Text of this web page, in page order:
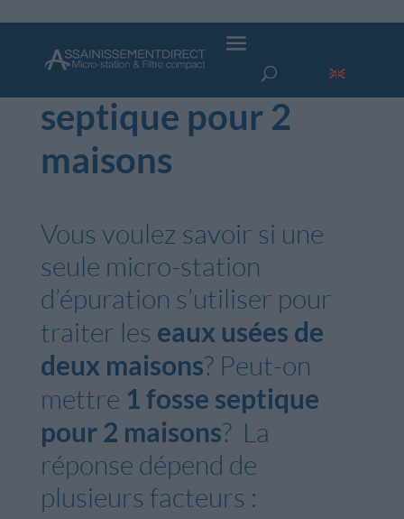
Avoir 1 fosse
septique pour 2
maisons
Vous voulez savoir si une
seule micro-station
d’épuration s’utiliser pour
traiter les eaux usées de
deux maisons? Peut-on
mettre 1 fosse septique
pour 2 maisons? La
réponse dépend de
plusieurs facteurs :